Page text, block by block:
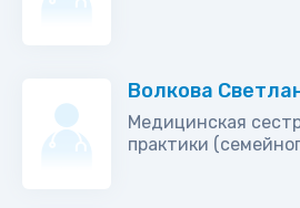
Волкова
Медицинская
практики